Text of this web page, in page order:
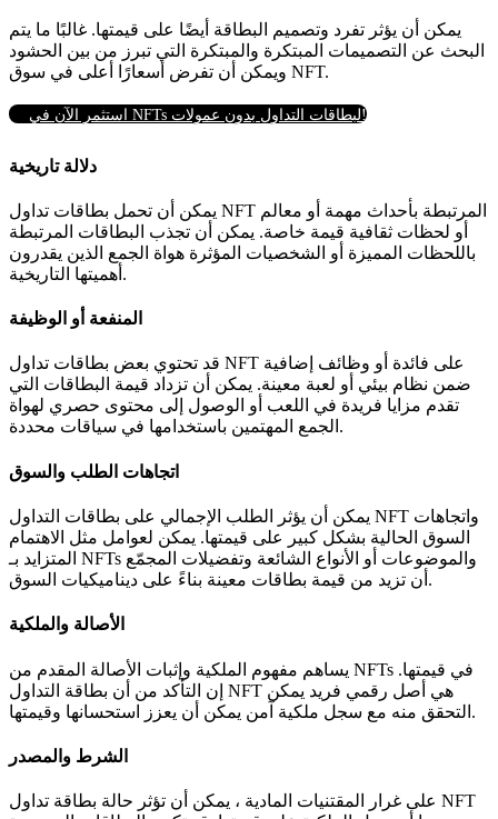
يمكن أن يؤثر تفرد وتصميم البطاقة أيضًا على قيمتها. غالبًا ما يتم
البحث عن التصميمات المبتكرة والمبتكرة التي تبرز من بين الحشود
ويمكن أن تفرض أسعارًا أعلى في سوق NFT.
استثمر الآن في NFTs لبطاقات التداول بدون عمولات!
دلالة تاريخية
يمكن أن تحمل بطاقات تداول NFT المرتبطة بأحداث مهمة أو معالم
أو لحظات ثقافية قيمة خاصة. يمكن أن تجذب البطاقات المرتبطة
باللحظات المميزة أو الشخصيات المؤثرة هواة الجمع الذين يقدرون
أهميتها التاريخية.
المنفعة أو الوظيفة
قد تحتوي بعض بطاقات تداول NFT على فائدة أو وظائف إضافية
ضمن نظام بيئي أو لعبة معينة. يمكن أن تزداد قيمة البطاقات التي
تقدم مزايا فريدة في اللعب أو الوصول إلى محتوى حصري لهواة
الجمع المهتمين باستخدامها في سياقات محددة.
اتجاهات الطلب والسوق
يمكن أن يؤثر الطلب الإجمالي على بطاقات التداول NFT واتجاهات
السوق الحالية بشكل كبير على قيمتها. يمكن لعوامل مثل الاهتمام
المتزايد بـ NFTs والموضوعات أو الأنواع الشائعة وتفضيلات المجمّع
أن تزيد من قيمة بطاقات معينة بناءً على ديناميكيات السوق.
الأصالة والملكية
يساهم مفهوم الملكية وإثبات الأصالة المقدم من NFTs في قيمتها.
إن التأكد من أن بطاقة التداول NFT هي أصل رقمي فريد يمكن
التحقق منه مع سجل ملكية آمن يمكن أن يعزز استحسانها وقيمتها.
الشرط والمصدر
على غرار المقتنيات المادية ، يمكن أن تؤثر حالة بطاقة تداول NFT